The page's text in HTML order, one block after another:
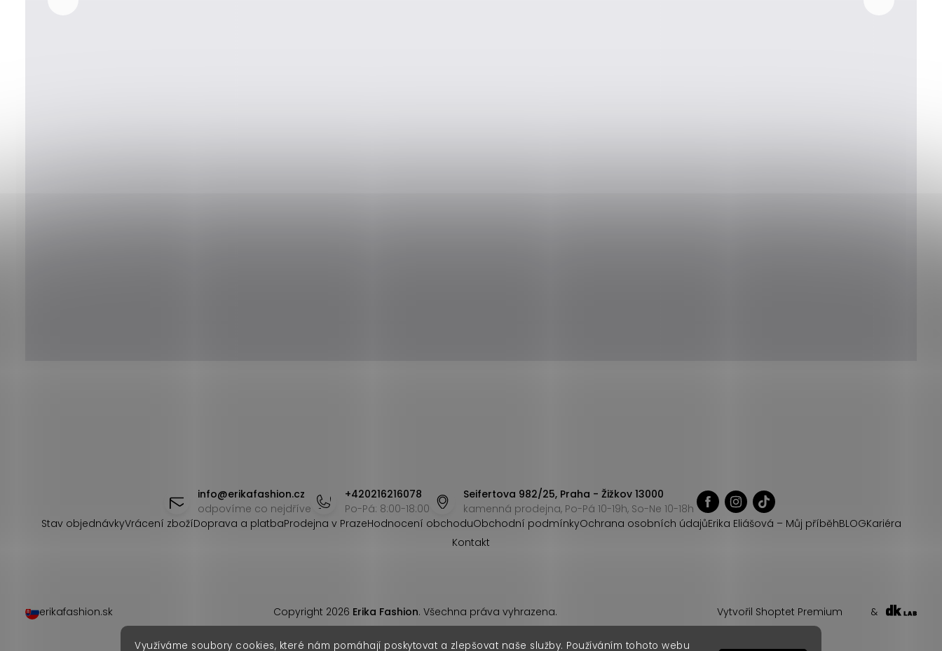
Využíváme soubory cookies, které nám pomáhají poskytovat a zlepšovat naše služby. Používáním tohoto webu
info@erikafashion.cz
odpovíme co nejdříve
+420216216078
Po-Pá: 8:00-18:00
Seifertova 982/25, Praha - Žižkov 13000
kamenná prodejna, Po-Pá 10-19h, So-Ne 10-18h
Stav objednávkyVrácení zbožíDoprava a platbaProdejna v PrazeHodnocení obchoduObchodní podmínkyOchrana osobních údajůErika Eliášová – Můj příběhBLOGKariéra
Kontakt
Vytvořil Shoptet Premium &
Copyright 2026 Erika Fashion. Všechna práva vyhrazena.
erikafashion.sk